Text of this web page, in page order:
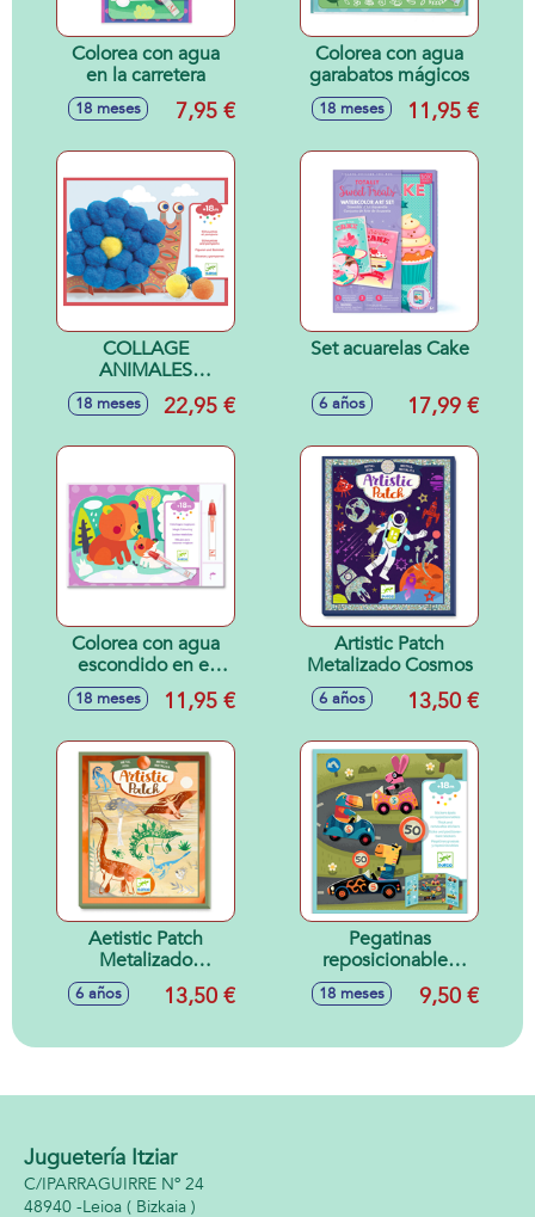
Colorea con agua
en la carretera
18 meses 7,95 €
Colorea con agua
garabatos mágicos
18 meses 11,95 €
COLLAGE
ANIMALES
BLANDITOS 18M
18 meses 22,95 €
Set acuarelas Cake
6 años 17,99 €
Colorea con agua
escondido en el
bosque
18 meses 11,95 €
Artistic Patch
Metalizado Cosmos
6 años 13,50 €
Aetistic Patch
Metalizado
Dinosaurios
6 años 13,50 €
Pegatinas
reposicionables
LOS COCHES 18M
18 meses 9,50 €
Juguetería Itziar
C/IPARRAGUIRRE Nº 24
48940 -Leioa ( Bizkaia )